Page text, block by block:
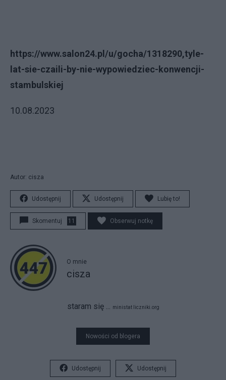
https://www.salon24.pl/u/gocha/1318290,tyle-
lat-sie-czaili-by-nie-wypowiedziec-konwencji-
stambulskiej
10.08.2023
Autor: cisza
Udostępnij Udostępnij Lubię to!
Skomentuj 11 Obserwuj notkę
O mnie
cisza
staram się ... ministat liczniki.org
Nowości od blogera
Udostępnij Udostępnij